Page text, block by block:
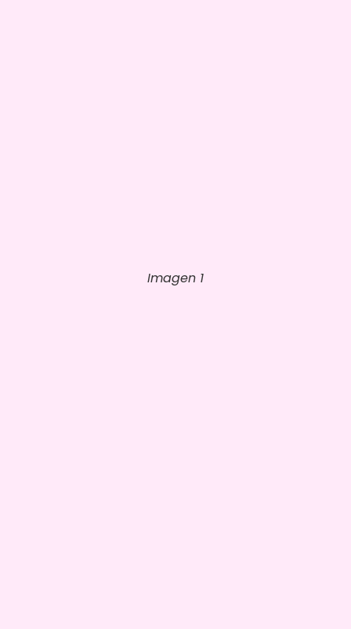
Imagen 1